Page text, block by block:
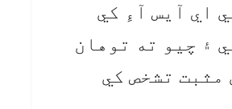
اي آيس آءِ کي
۽ چيو ته توهان
مثبت تشخص کي